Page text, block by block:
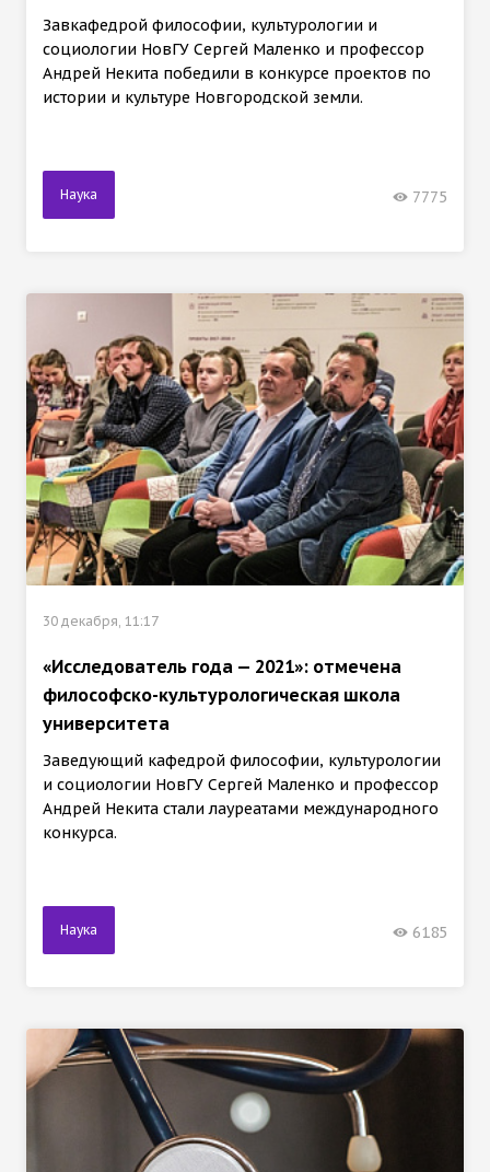
Завкафедрой философии, культурологии и
социологии НовГУ Сергей Маленко и профессор
Андрей Некита победили в конкурсе проектов по
истории и культуре Новгородской земли.
Наука 7775
30 декабря, 11:17
«Исследователь года — 2021»: отмечена
философско-культурологическая школа
университета
Заведующий кафедрой философии, культурологии
и социологии НовГУ Сергей Маленко и профессор
Андрей Некита стали лауреатами международного
конкурса.
Наука 6185